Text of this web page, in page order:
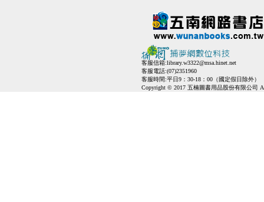
客服信箱:library.w3322@msa.hinet.net
客服電話:(07)2351960
客服時間:平日9：30-18：00（國定假日除外）
Copyright © 2017 五楠圖書用品股份有限公司